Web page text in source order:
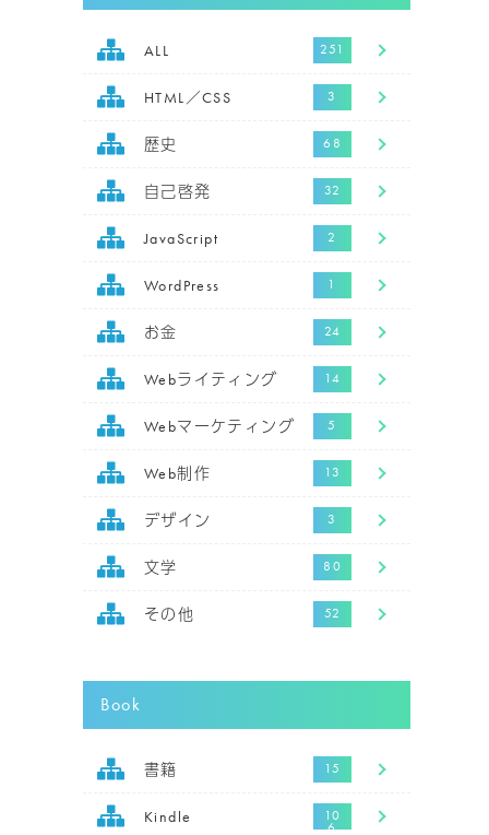
ALL
HTML／CSS
歴史
自己啓発
JavaScript
WordPress
お金
Webライティング
Webマーケティング
Web制作
デザイン
文学
その他
Book
書籍
Kindle